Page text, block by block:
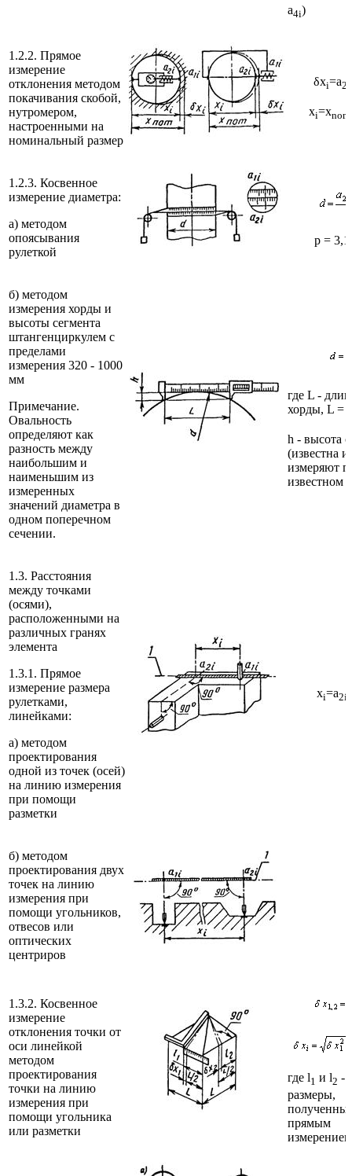
a4i)
1.2.2. Прямое
измерение
отклонения методом
покачивания скобой,
нутромером,
настроенными на
номинальный размер
δxi=a2i
xi=xnom
1.2.3. Косвенное
измерение диаметра:
а) методом
опоясывания
рулеткой
p =
б) методом
измерения хорды и
высоты сегмента
штангенциркулем с
пределами
измерения 320 - 1000
мм
Примечание.
Овальность
определяют как
разность между
наибольшим и
наименьшим из
измеренных
значений диаметра в
одном поперечном
сечении.
где L -
хорды, L = a
h - высота
(известна
измеряют
известном
1.3. Расстояния
между точками
(осями),
расположенными на
различных гранях
элемента
1.3.1. Прямое
измерение размера
рулетками,
линейками:
а) методом
проектирования
одной из точек (осей)
на линию измерения
при помощи
разметки
xi=a2i
б) методом
проектирования двух
точек на линию
измерения при
помощи угольников,
отвесов или
оптических
центриров
1.3.2. Косвенное
измерение
отклонения точки от
оси линейкой
методом
проектирования
точки на линию
измерения при
помощи угольника
или разметки
где l1 и l2 -
размеры,
прямым
измерением